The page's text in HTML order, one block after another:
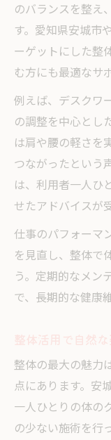
のバランスを整え
す。愛知県安城市
ーゲットにした整
む方にも最適なサ
例えば、デスクワ
の調整を中心とし
は肩や腰の軽さを
つながったという
は、利用者一人ひ
せたアドバイスが
仕事のパフォーマ
を見直し、整体で
う。定期的なメン
で、長期的な健康
整体の最大の魅力
点にあります。安
一人ひとりの体の
の少ない施術を行